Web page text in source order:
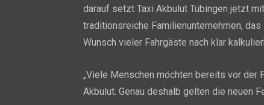
darauf setzt Taxi Akbulut Tübingen jetzt
traditionsreiche Familienunternehmen,
Wunsch vieler Fahrgäste nach klar
„Viele Menschen möchten bereits vor der
Akbulut. Genau deshalb gelten die neuen